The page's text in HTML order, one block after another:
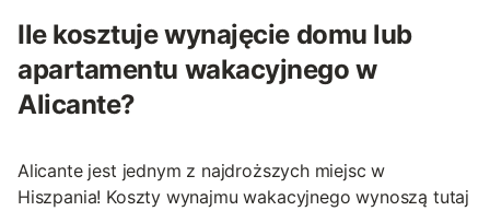
Ile kosztuje wynajęcie domu lub
apartamentu wakacyjnego w
Alicante?
Alicante jest jednym z najdroższych miejsc w
Hiszpania! Koszty wynajmu wakacyjnego wynoszą tutaj